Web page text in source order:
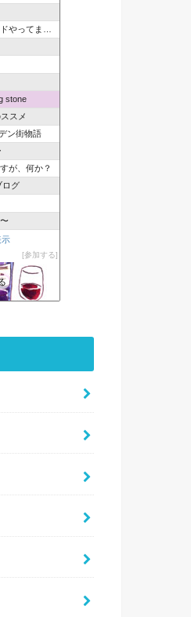
てまするぅ
stone
スメ
ン街物語
が、何か？
ログ
示
参加する